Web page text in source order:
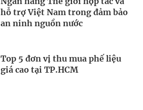
hỗ trợ Việt Nam trong đảm bảo
an ninh nguồn nước
Top 5 đơn vị thu mua phế liệu
giá cao tại TP.HCM